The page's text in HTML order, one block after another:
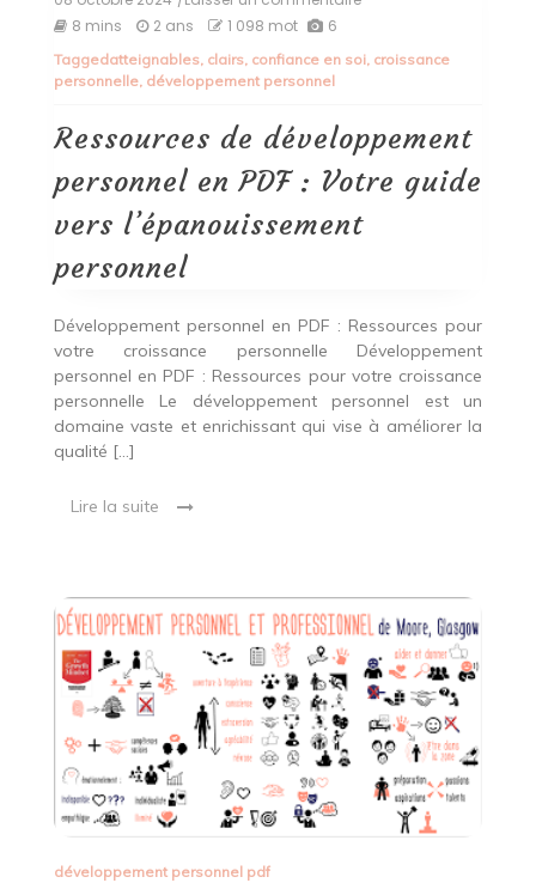
développement
:
Votre
guide
vers
l’épanouissement
8 mins 2 ans 1 098 mot 6
Taggedatteignables, clairs, confiance en soi, croissance
personnelle, développement personnel
Ressources de développement
personnel en PDF : Votre guide
vers l’épanouissement
personnel
Développement personnel en PDF : Ressources pour
votre croissance personnelle Développement
personnel en PDF : Ressources pour votre croissance
personnelle Le développement personnel est un
domaine vaste et enrichissant qui vise à améliorer la
qualité […]
Lire la suite
développement personnel pdf